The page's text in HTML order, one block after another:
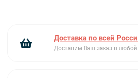
Гарантия 5 лет
Доставка по всей
Доставим Ваш заказ в любой